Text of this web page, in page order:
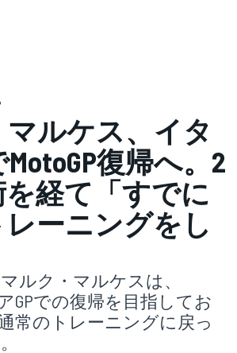
ルケス、イタ
MotoGP復帰へ。2
経て「すでに
ーニングをし
ルク・マルケスは、
GPでの復帰を目指してお
常のトレーニングに戻っ